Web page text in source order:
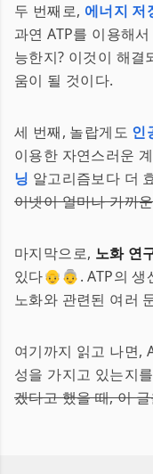
두 번째로, 에너지 저
과연 ATP를 이용해
능한지? 이것이 해결
움이 될 것이다.
세 번째, 놀랍게도 인
이용한 자연스러운
닝 알고리즘보다 더
이넷이 얼마나 가까
마지막으로, 노화 연
있다👴👵. ATP의 생
노화와 관련된 여러
여기까지 읽고 나면,
성을 가지고 있는지
겠다고 했을 때, 이